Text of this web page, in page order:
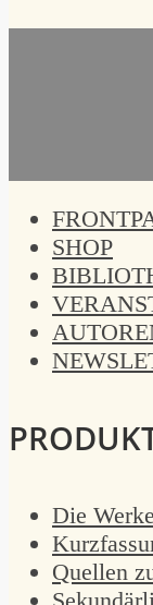
SHOP
Die
Quellen